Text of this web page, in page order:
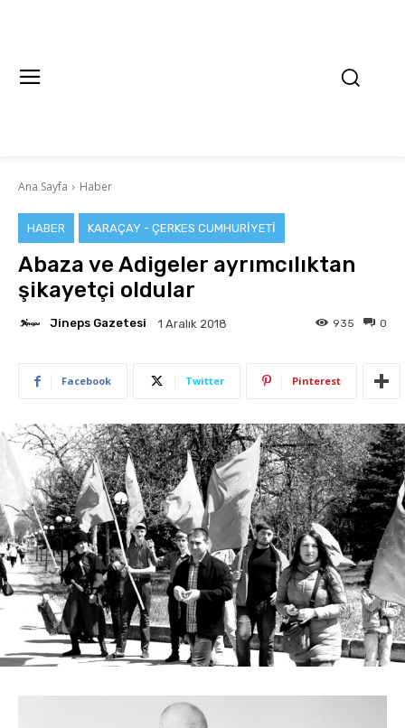
Ana Sayfa Haber
HABER KARAÇAY - ÇERKES CUMHURIYETI
Abaza ve Adigeler ayrımcılıktan
şikayetçi oldular
Jineps Gazetesi 1 Aralık 2018 0
935
Facebook Twitter Pinterest